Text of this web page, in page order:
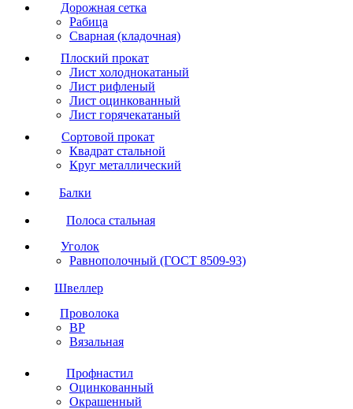
Дорожная сетка
Рабица
Сварная (кладочная)
Плоский прокат
Лист холоднокатаный
Лист рифленый
Лист оцинкованный
Лист горячекатаный
Сортовой прокат
Квадрат стальной
Круг металлический
Балки
Полоса стальная
Уголок
Равнополочный (ГОСТ 8509-93)
Швеллер
Проволока
ВР
Вязальная
Профнастил
Оцинкованный
Окрашенный